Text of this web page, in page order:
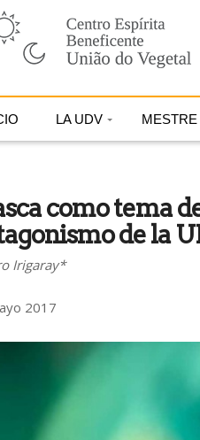
LA UDV
como tema
de la
Irigaray*
2017